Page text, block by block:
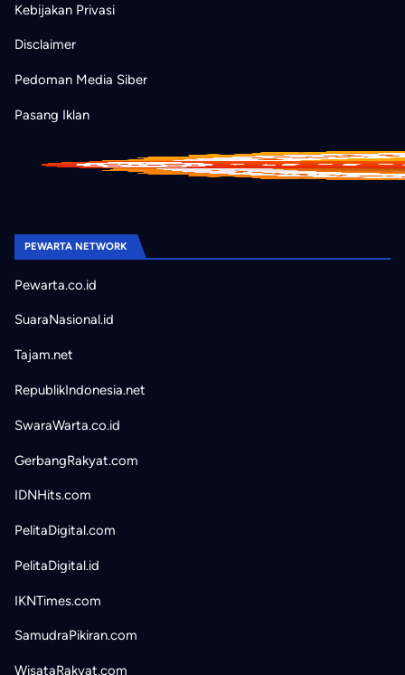
Kebijakan Privasi
Disclaimer
Pedoman Media Siber
Pasang Iklan
PEWARTA NETWORK
Pewarta.co.id
SuaraNasional.id
Tajam.net
RepublikIndonesia.net
SwaraWarta.co.id
GerbangRakyat.com
IDNHits.com
PelitaDigital.com
PelitaDigital.id
IKNTimes.com
SamudraPikiran.com
WisataRakyat.com